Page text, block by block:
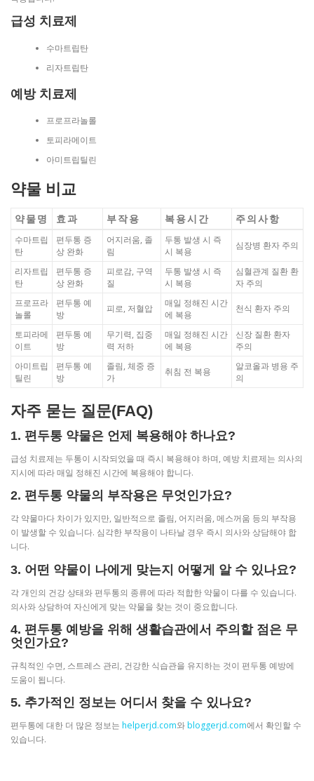
급성 치료제
수마트립탄
리자트립탄
예방 치료제
프로프라놀롤
토피라메이트
아미트립틸린
약물 비교
약물명 효과 부작용 복용시간 주의사항
수마트립
탄
편두통 증
상 완화
어지러움, 졸
림
두통 발생 시 즉
시 복용
심장병 환자 주의
리자트립
탄
편두통 증
상 완화
피로감, 구역
질
두통 발생 시 즉
시 복용
심혈관계 질환 환
자 주의
프로프라
놀롤
편두통 예
방
피로, 저혈압
매일 정해진 시간
에 복용
천식 환자 주의
토피라메
이트
편두통 예
방
무기력, 집중
력 저하
매일 정해진 시간
에 복용
신장 질환 환자
주의
아미트립
틸린
편두통 예
방
졸림, 체중 증
가
취침 전 복용
알코올과 병용 주
의
자주 묻는 질문(FAQ)
1. 편두통 약물은 언제 복용해야 하나요?
급성 치료제는 두통이 시작되었을 때 즉시 복용해야 하며, 예방 치료제는 의사의
지시에 따라 매일 정해진 시간에 복용해야 합니다.
2. 편두통 약물의 부작용은 무엇인가요?
각 약물마다 차이가 있지만, 일반적으로 졸림, 어지러움, 메스꺼움 등의 부작용
이 발생할 수 있습니다. 심각한 부작용이 나타날 경우 즉시 의사와 상담해야 합
니다.
3. 어떤 약물이 나에게 맞는지 어떻게 알 수 있나요?
각 개인의 건강 상태와 편두통의 종류에 따라 적합한 약물이 다를 수 있습니다.
의사와 상담하여 자신에게 맞는 약물을 찾는 것이 중요합니다.
4. 편두통 예방을 위해 생활습관에서 주의할 점은 무
엇인가요?
규칙적인 수면, 스트레스 관리, 건강한 식습관을 유지하는 것이 편두통 예방에
도움이 됩니다.
5. 추가적인 정보는 어디서 찾을 수 있나요?
편두통에 대한 더 많은 정보는 helperjd.com와bloggerjd.com에서 확인할 수
있습니다.